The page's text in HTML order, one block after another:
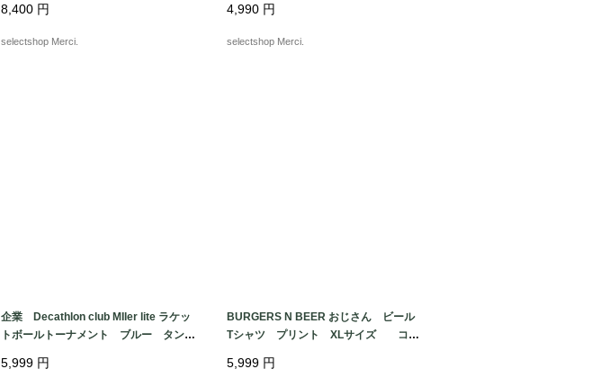
ーMサイズ
8,400 円
selectshop Merci.
4,990 円
selectshop Merci.
企業 Decathlon club MIler lite ラケッ
トボールトーナメント ブルー タンク
5,999 円
BURGERS N BEER おじさん ビール
Tシャツ プリント XLサイズ コッ
ドル製
5,999 円